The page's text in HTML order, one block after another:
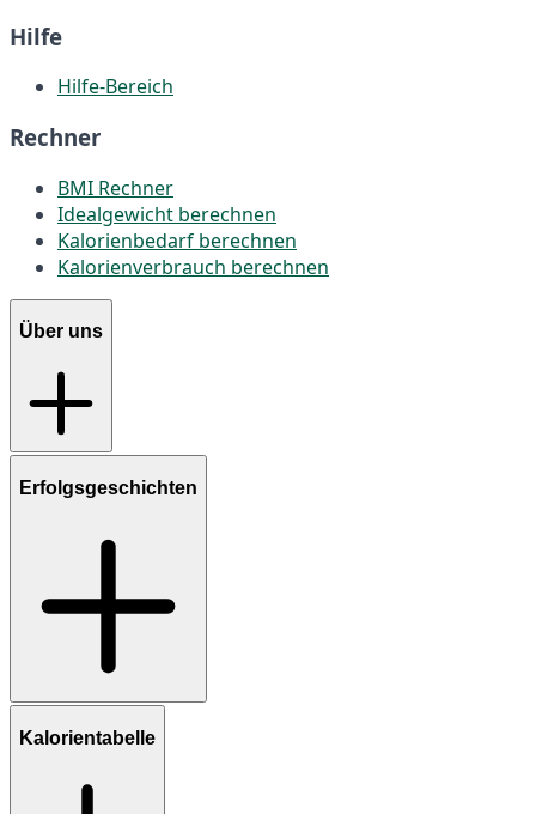
Hilfe
Hilfe-Bereich
Rechner
BMI Rechner
Idealgewicht berechnen
Kalorienbedarf berechnen
Kalorienverbrauch berechnen
Über uns
Erfolgsgeschichten
Kalorientabelle